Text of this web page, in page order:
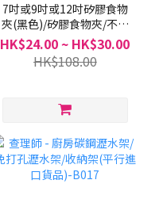
7吋或9吋或12吋矽膠食物
夾(黑色)/矽膠食物夾/不銹
鋼食物夾/麵包夾/煮食夾/
烘焙耐高溫燒烤夾/沙律夾/
野餐夾 –K027M
HK$24.00 ~ HK$30.00
HK$108.00